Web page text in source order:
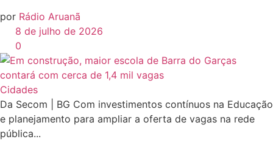
por Rádio Aruanã
8 de julho de 2026
0
Cidades
Da Secom | BG Com investimentos contínuos na Educação
e planejamento para ampliar a oferta de vagas na rede
pública...